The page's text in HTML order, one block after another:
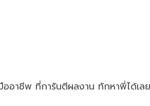
ออาชีพ ที่การันตีผลงาน ทักหาพี่ได้เล